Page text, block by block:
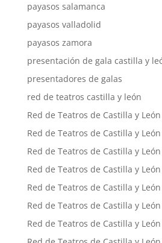
payasos salamanca
payasos valladolid
payasos zamora
presentación de gala castilla y
presentadores de galas
red de teatros castilla y león
Red de Teatros de Castilla y
Red de Teatros de Castilla y
Red de Teatros de Castilla y
Red de Teatros de Castilla y
Red de Teatros de Castilla y
Red de Teatros de Castilla y León
Red de Teatros de Castilla y